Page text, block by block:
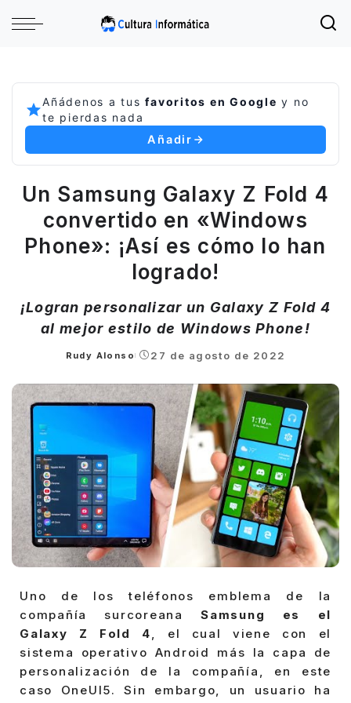
Añádenos a tusfavoritos en Google y no
te pierdas nada
Añadir
Un Samsung Galaxy Z Fold 4
convertido en «Windows
Phone»: ¡Así es cómo lo han
logrado!
¡Logran personalizar un Galaxy Z Fold 4
al mejor estilo de Windows Phone!
Posted
Rudy Alonso 27 de agosto de 2022
Uno de los teléfonos emblema de la
compañía surcoreana
Samsung es el
Galaxy Z Fold 4, el cual viene con el
sistema operativo Android más la capa de
personalización de la compañía, en este
caso OneUI5. Sin embargo, un usuario ha